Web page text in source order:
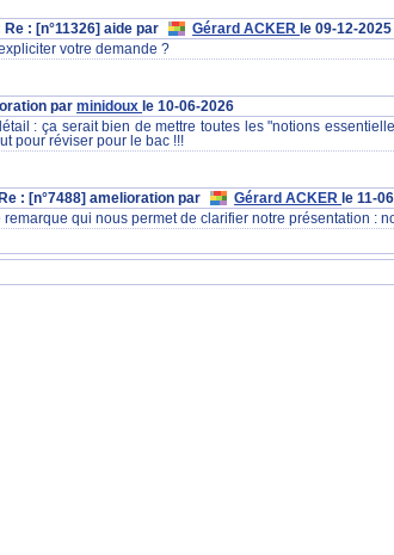
Re : [n°11326] aide par Gérard ACKER le 09-12-2025
votre demande ?
parminidoux le 10-06-2026
: ça serait bien de mettre toutes les "notions
pour réviser pour le bac !!!
: [n°7488] amelioration par Gérard ACKER le 11-
remarque qui nous permet de clarifier notre présentation :